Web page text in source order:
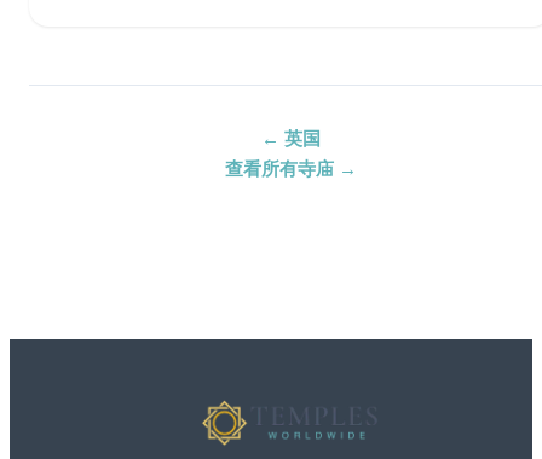
← 英国
查看所有寺庙 →